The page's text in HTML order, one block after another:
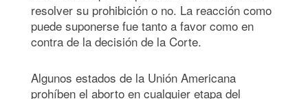
resolver su prohibición o no. La reacción como
puede suponerse fue tanto a favor como en
contra de la decisión de la Corte.
Algunos estados de la Unión Americana
prohíben el aborto en cualquier etapa del